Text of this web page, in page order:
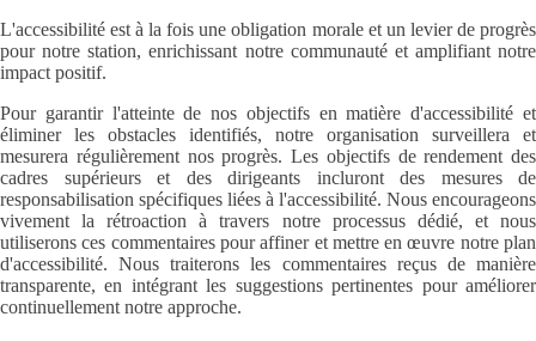
L'accessibilité est à la fois une obligation morale et un levier de progrès
pour notre station, enrichissant notre communauté et amplifiant notre
impact positif.
Pour garantir l'atteinte de nos objectifs en matière d'accessibilité et
éliminer les obstacles identifiés, notre organisation surveillera et
mesurera régulièrement nos progrès. Les objectifs de rendement des
cadres supérieurs et des dirigeants incluront des mesures de
responsabilisation spécifiques liées à l'accessibilité. Nous encourageons
vivement la rétroaction à travers notre processus dédié, et nous
utiliserons ces commentaires pour affiner et mettre en œuvre notre plan
d'accessibilité. Nous traiterons les commentaires reçus de manière
transparente, en intégrant les suggestions pertinentes pour améliorer
continuellement notre approche.